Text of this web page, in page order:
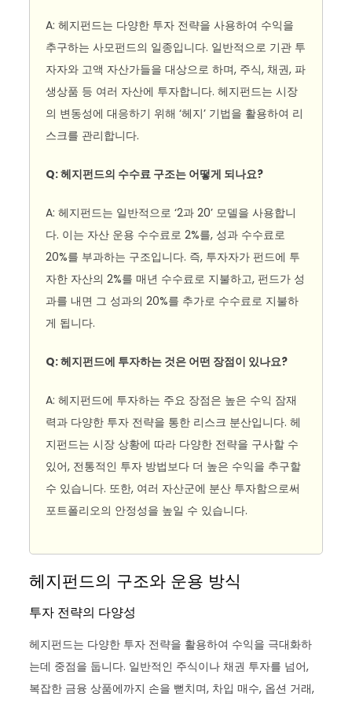
A: 헤지펀드는 다양한 투자 전략을 사용하여 수익을
추구하는 사모펀드의 일종입니다. 일반적으로 기관 투
자자와 고액 자산가들을 대상으로 하며, 주식, 채권, 파
생상품 등 여러 자산에 투자합니다. 헤지펀드는 시장
의 변동성에 대응하기 위해 ‘헤지’ 기법을 활용하여 리
스크를 관리합니다.
Q: 헤지펀드의 수수료 구조는 어떻게 되나요?
A: 헤지펀드는 일반적으로 ‘2과 20’ 모델을 사용합니
다. 이는 자산 운용 수수료로 2%를, 성과 수수료로
20%를 부과하는 구조입니다. 즉, 투자자가 펀드에 투
자한 자산의 2%를 매년 수수료로 지불하고, 펀드가 성
과를 내면 그 성과의 20%를 추가로 수수료로 지불하
게 됩니다.
Q: 헤지펀드에 투자하는 것은 어떤 장점이 있나요?
A: 헤지펀드에 투자하는 주요 장점은 높은 수익 잠재
력과 다양한 투자 전략을 통한 리스크 분산입니다. 헤
지펀드는 시장 상황에 따라 다양한 전략을 구사할 수
있어, 전통적인 투자 방법보다 더 높은 수익을 추구할
수 있습니다. 또한, 여러 자산군에 분산 투자함으로써
포트폴리오의 안정성을 높일 수 있습니다.
헤지펀드의 구조와 운용 방식
투자 전략의 다양성
헤지펀드는 다양한 투자 전략을 활용하여 수익을 극대화하
는데 중점을 둡니다. 일반적인 주식이나 채권 투자를 넘어,
복잡한 금융 상품에까지 손을 뻗치며, 차입 매수, 옵션 거래,